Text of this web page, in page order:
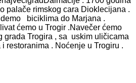
palače rimskog cara Dioklecijana .
biciklima do Marjana .
ćemo u Trogir .Navečer ćemo
grada Trogira , sa uskim uličicama
restoranima . Noćenje u Trogiru .